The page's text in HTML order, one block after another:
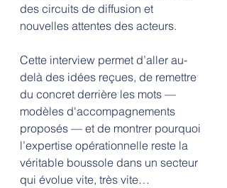
des circuits de diffusion et
nouvelles attentes des acteurs.
Cette interview permet d’aller au-
delà des idées reçues, de remettre
du concret derrière les mots —
modèles d'accompagnements
proposés — et de montrer pourquoi
l’expertise opérationnelle reste la
véritable boussole dans un secteur
qui évolue vite, très vite…